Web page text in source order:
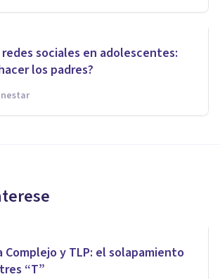
sociales en adolescentes:
los padres?
Complejo y TLP: el solapamiento
“T”